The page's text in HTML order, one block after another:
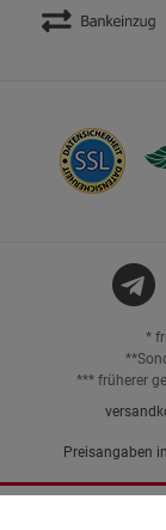
*
*** früherer
Preisangaben